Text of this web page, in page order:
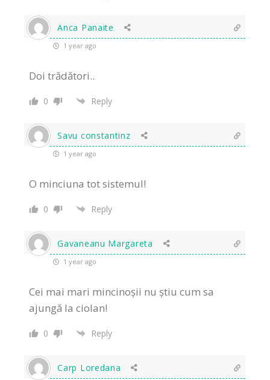
Anca Panaite
1 year ago
Doi trădători..
0 Reply
Savu constantinz
1 year ago
O minciuna tot sistemul!
0 Reply
Gavaneanu Margareta
1 year ago
Cei mai mari mincinoșii nu știu cum sa
ajungă la ciolan!
0 Reply
Carp Loredana